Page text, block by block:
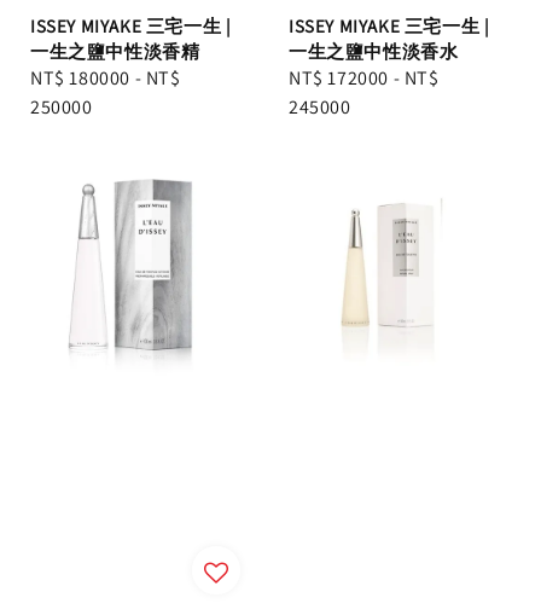
ISSEY MIYAKE 三宅一生 |
一生之鹽中性淡香精
Regular
price
NT$ 180000 - NT$
250000
ISSEY MIYAKE 三宅一生 |
一生之鹽中性淡香水
Regular
price
NT$ 172000 - NT$
245000